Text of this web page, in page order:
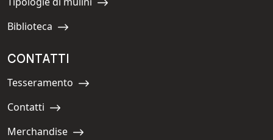
Navigate to:
Navigate to:
Biblioteca
CONTATTI
Navigate to:
Tesseramento
Navigate to:
Contatti
Merchandise